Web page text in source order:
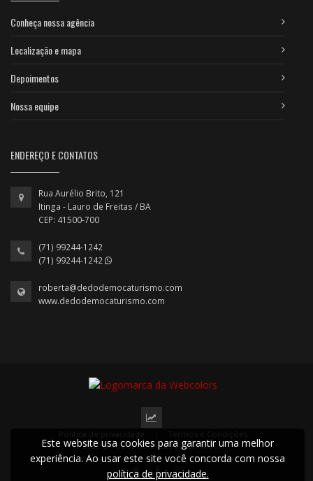
Conheça nossa agência
Localização e mapa
Depoimentos
Nossa equipe
ENDEREÇO E CONTATOS
Rua Aurélio Brito, 121
Itinga - Lauro de Freitas / BA
CEP: 41500-700
(71) 99244-1242
(71) 99244-1242
roberta@dedodemocaturismo.com
www.dedodemocaturismo.com
2022 © Todos os direitos reservados.
Este website usa cookies para garantir uma melhor
experiência. Ao usar este site você concorda com nossa
política de privacidade.